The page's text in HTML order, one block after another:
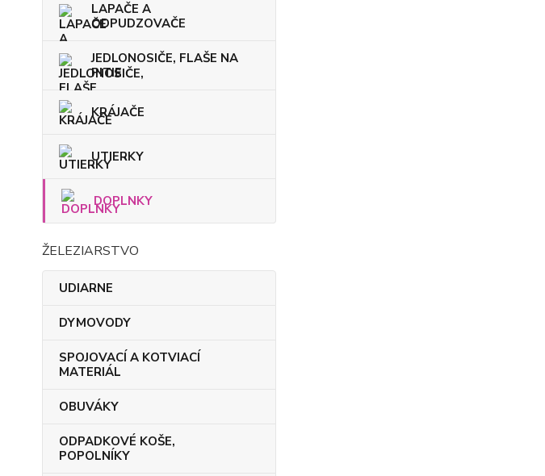
LAPAČE A
ODPUDZOVAČE
JEDLONOSIČE, FLAŠE NA
PITIE
KRÁJAČE
UTIERKY
DOPLNKY
ŽELEZIARSTVO
UDIARNE
DYMOVODY
SPOJOVACÍ A KOTVIACÍ
MATERIÁL
OBUVÁKY
ODPADKOVÉ KOŠE,
POPOLNÍKY